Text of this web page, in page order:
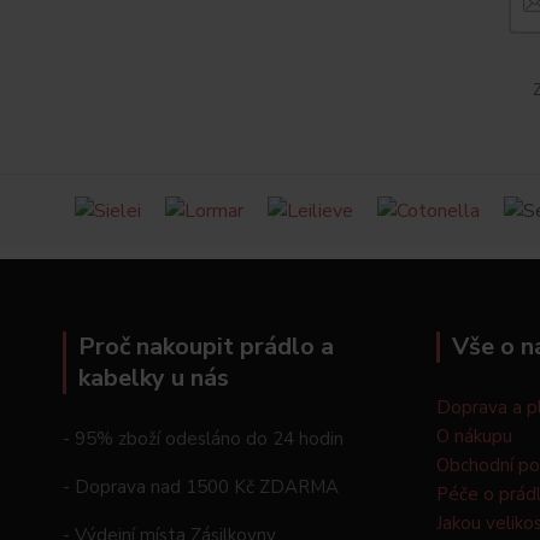
Proč nakoupit prádlo a
kabelky u nás
- 95% zboží odesláno do 24 hodin
- Doprava nad 1500 Kč ZDARMA
- Výdejní místa Zásilkovny
Vše o
Doprava a
O nákupu
Obchodní
Péče o
Jakou